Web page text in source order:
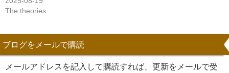
The theories
ブログをメールで購読
メールアドレスを記入して購読すれば、更新をメールで受